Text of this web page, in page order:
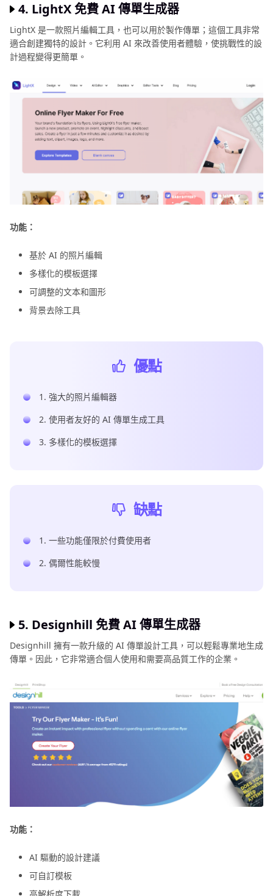
4. LightX 免費 AI 傳單生成器
LightX 是一款照片編輯工具，也可以用於製作傳單；這個工具非常
適合創建獨特的設計。它利用 AI 來改善使用者體驗，使挑戰性的設
計過程變得更簡單。
功能：
基於 AI 的照片編輯
多樣化的模板選擇
可調整的文本和圖形
背景去除工具
優點
1. 強大的照片編輯器
2. 使用者友好的 AI 傳單生成工具
3. 多樣化的模板選擇
缺點
1. 一些功能僅限於付費使用者
2. 偶爾性能較慢
5. Designhill 免費 AI 傳單生成器
Designhill 擁有一款升級的 AI 傳單設計工具，可以輕鬆專業地生成
傳單。因此，它非常適合個人使用和需要高品質工作的企業。
功能：
AI 驅動的設計建議
可自訂模板